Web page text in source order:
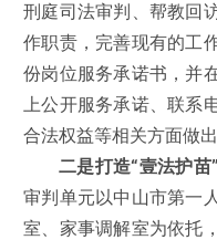
刑庭司法审判、帮教回
作职责，完善现有的工
份岗位服务承诺书，并
上公开服务承诺、联系
合法权益等相关方面做出
二是打造“壹法护苗
审判单元以中山市第一
室、家事调解室为依托